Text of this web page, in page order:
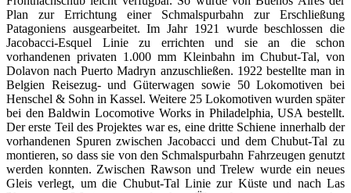
Plan zur Errichtung einer Schmalspurbahn zur Erschließung
Patagoniens ausgearbeitet. Im Jahr 1921 wurde beschlossen die
Jacobacci-Esquel Linie zu errichten und sie an die schon
vorhandenen privaten 1.000 mm Kleinbahn im Chubut-Tal, von
Dolavon nach Puerto Madryn anzuschließen. 1922 bestellte man in
Belgien Reisezug- und Güterwagen sowie 50 Lokomotiven bei
Henschel & Sohn in Kassel. Weitere 25 Lokomotiven wurden später
bei den Baldwin Locomotive Works in Philadelphia, USA bestellt.
Der erste Teil des Projektes war es, eine dritte Schiene innerhalb der
vorhandenen Spuren zwischen Jacobacci und dem Chubut-Tal zu
montieren, so dass sie von den Schmalspurbahn Fahrzeugen genutzt
werden konnten. Zwischen Rawson und Trelew wurde ein neues
Gleis verlegt, um die Chubut-Tal Linie zur Küste und nach Las